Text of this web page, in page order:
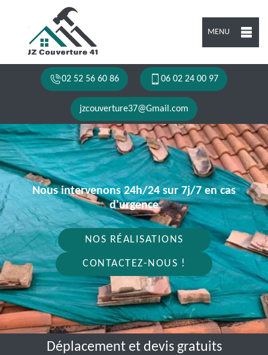
MENU
02 52 56 60 86 06 02 24 00 97
jzcouverture37@Gmail.com
Nous intervenons 24h/24 sur 7j/7 en cas
d'urgence
NOS RÉALISATIONS
CONTACTEZ-NOUS !
Déplacement et devis gratuits